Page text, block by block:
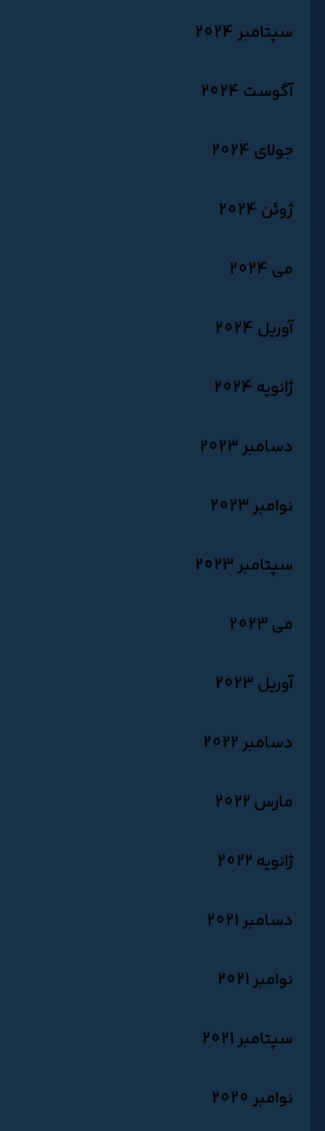
سپتامبر 2024
آگوست 2024
جولای 2024
ژوئن 2024
می 2024
آوریل 2024
ژانویه 2024
دسامبر 2023
نوامبر 2023
سپتامبر 2023
می 2023
آوریل 2023
دسامبر 2022
مارس 2022
ژانویه 2022
دسامبر 2021
نوامبر 2021
سپتامبر 2021
نوامبر 2020